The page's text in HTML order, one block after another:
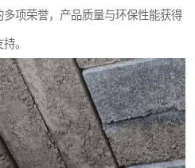
项荣誉，产品质量与环保性能获得
。